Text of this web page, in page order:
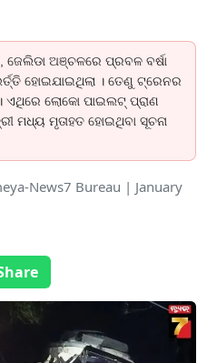
ଜେଲିଡା ଅଞ୍ଚଳରେ ପ୍ରବଳ ବର୍ଷା
ହୋଇଯାଇଥିଲା । ତେଣୁ ଟ୍ରେନର
ଲୋକୋ ପାଇଲଟ୍ ପ୍ରାଣ
ମଧ୍ୟ ମୃତାହତ ହୋଇଥିବା ସୂଚନା
News7 Bureau | January